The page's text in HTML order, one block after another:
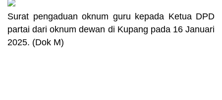
Surat pengaduan oknum guru kepada Ketua DPD
partai dari oknum dewan di Kupang pada 16 Januari
2025. (Dok M)